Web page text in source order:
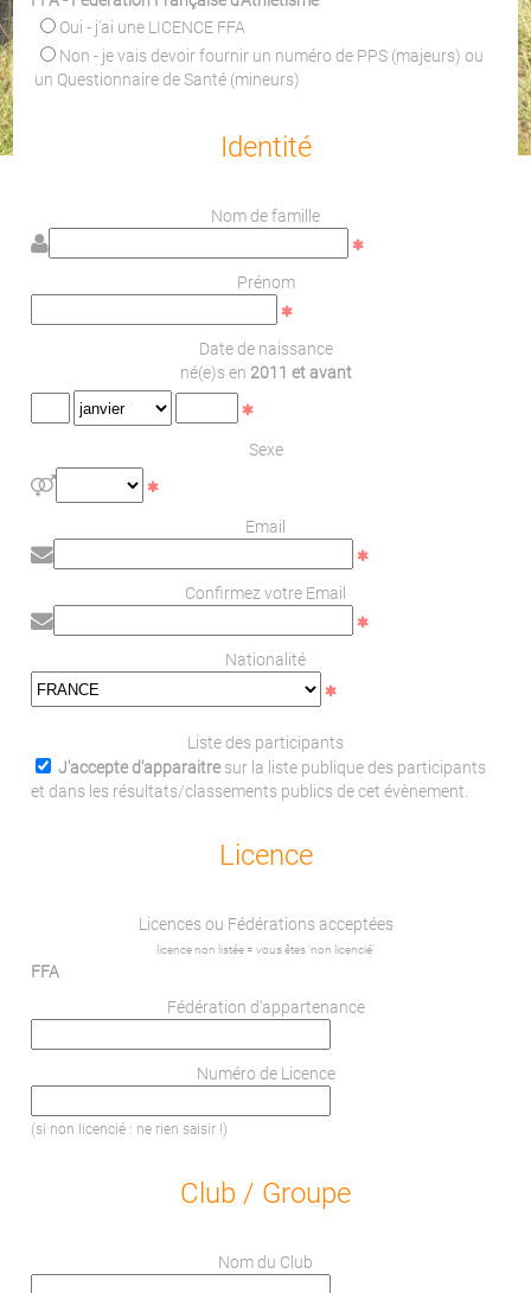
Oui - j'ai une LICENCE FFA
Non - je vais devoir fournir un numéro de PPS (majeurs) ou
un Questionnaire de Santé (mineurs)
Identité
Nom de famille
Prénom
Date de naissance
né(e)s en 2011 et avant
Sexe
Email
Confirmez votre Email
Nationalité
Liste des participants
J'accepte d'apparaitresur la liste publique des participants
et dans les résultats/classements publics de cet évènement.
Licence
Licences ou Fédérations acceptées
licence non listée = vous êtes 'non licencié'
FFA
Fédération d'appartenance
Numéro de Licence
(si non licencié : ne rien saisir !)
Club / Groupe
Nom du Club